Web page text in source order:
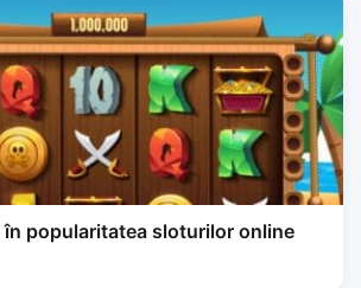
în popularitatea sloturilor online